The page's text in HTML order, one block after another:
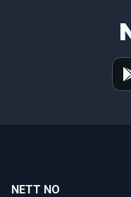
NETT NO